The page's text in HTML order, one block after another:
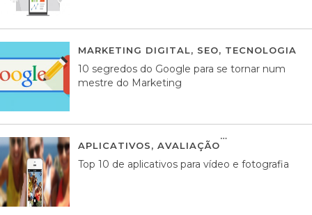
MARKETING DIGITAL, SEO, TECNOLOGIA
10 segredos do Google para se tornar num
mestre do Marketing
APLICATIVOS, AVALIAÇÃO
Top 10 de aplicativos para vídeo e fotografia